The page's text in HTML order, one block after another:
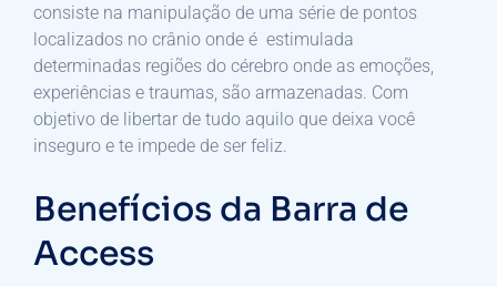
consiste na manipulação de uma série de pontos
localizados no crânio onde é estimulada
determinadas regiões do cérebro onde as emoções,
experiências e traumas, são armazenadas. Com
objetivo de libertar de tudo aquilo que deixa você
inseguro e te impede de ser feliz.
Benefícios da Barra de
Access